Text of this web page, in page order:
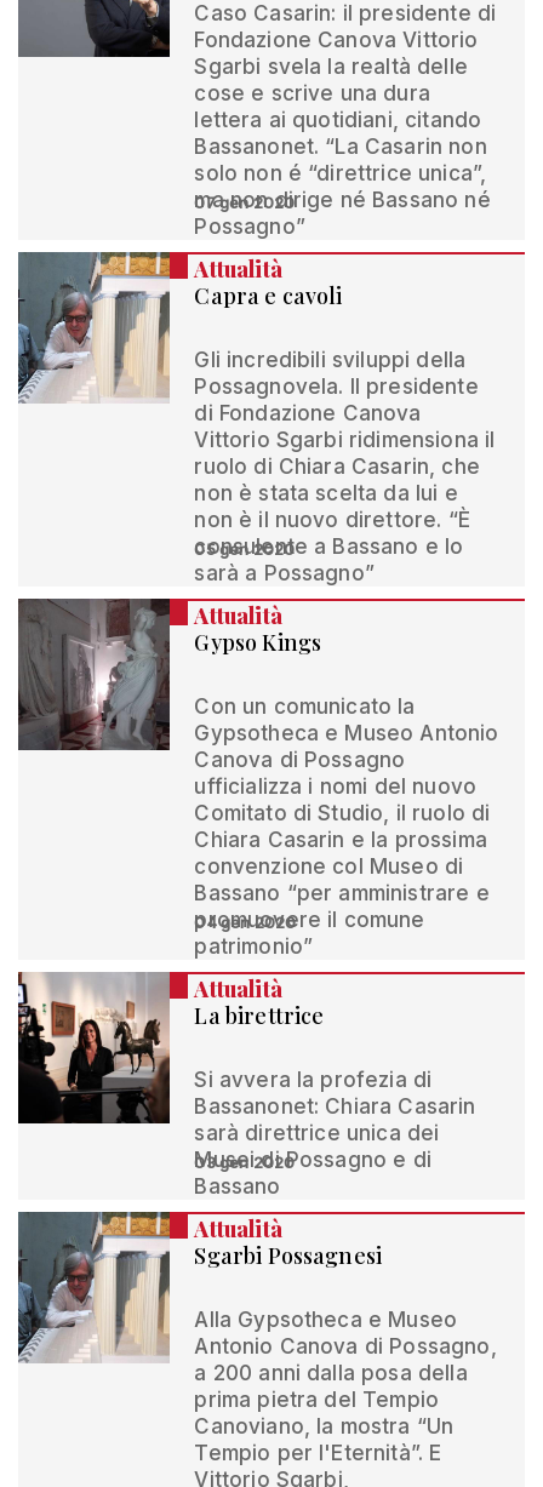
Caso Casarin: il presidente di
Fondazione Canova Vittorio
Sgarbi svela la realtà delle
cose e scrive una dura
lettera ai quotidiani, citando
Bassanonet. “La Casarin non
solo non é “direttrice unica”,
ma non dirige né Bassano né
Possagno”
07 gen 2020
Attualità
Capra e cavoli
Gli incredibili sviluppi della
Possagnovela. Il presidente
di Fondazione Canova
Vittorio Sgarbi ridimensiona il
ruolo di Chiara Casarin, che
non è stata scelta da lui e
non è il nuovo direttore. “È
consulente a Bassano e lo
sarà a Possagno”
05 gen 2020
Attualità
Gypso Kings
Con un comunicato la
Gypsotheca e Museo Antonio
Canova di Possagno
ufficializza i nomi del nuovo
Comitato di Studio, il ruolo di
Chiara Casarin e la prossima
convenzione col Museo di
Bassano “per amministrare e
promuovere il comune
patrimonio”
04 gen 2020
Attualità
La birettrice
Si avvera la profezia di
Bassanonet: Chiara Casarin
sarà direttrice unica dei
Musei di Possagno e di
Bassano
03 gen 2020
Attualità
Sgarbi Possagnesi
Alla Gypsotheca e Museo
Antonio Canova di Possagno,
a 200 anni dalla posa della
prima pietra del Tempio
Canoviano, la mostra “Un
Tempio per l'Eternità”. E
Vittorio Sgarbi,